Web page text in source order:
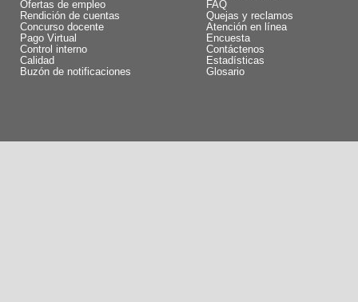
Ofertas de empleo
Rendición de cuentas
Concurso docente
Pago Virtual
Control interno
Calidad
Buzón de notificaciones
FAQ
Quejas y reclamos
Atención en línea
Encuesta
Contáctenos
Estadísticas
Glosario